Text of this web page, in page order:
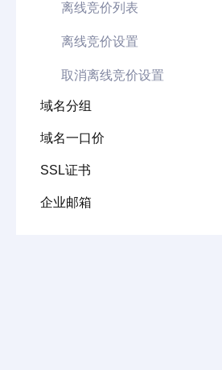
离线竞价列表
离线竞价设置
取消离线竞价设置
域名分组
域名一口价
SSL证书
企业邮箱